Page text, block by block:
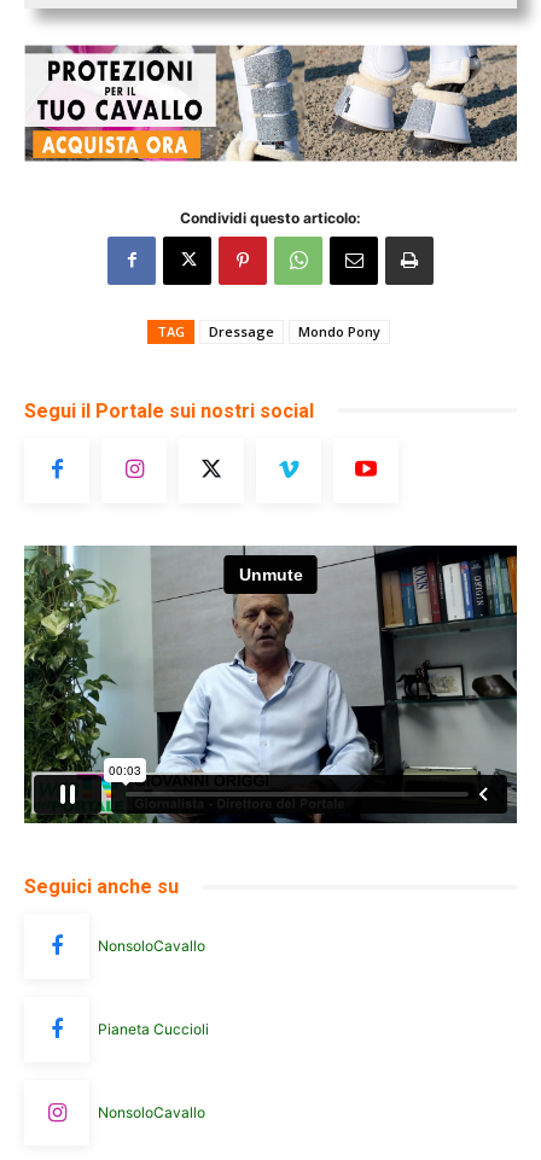
Condividi questo articolo:
TAG Dressage Mondo Pony
Segui il Portale sui nostri social
Seguici anche su
NonsoloCavallo
Pianeta Cuccioli
NonsoloCavallo